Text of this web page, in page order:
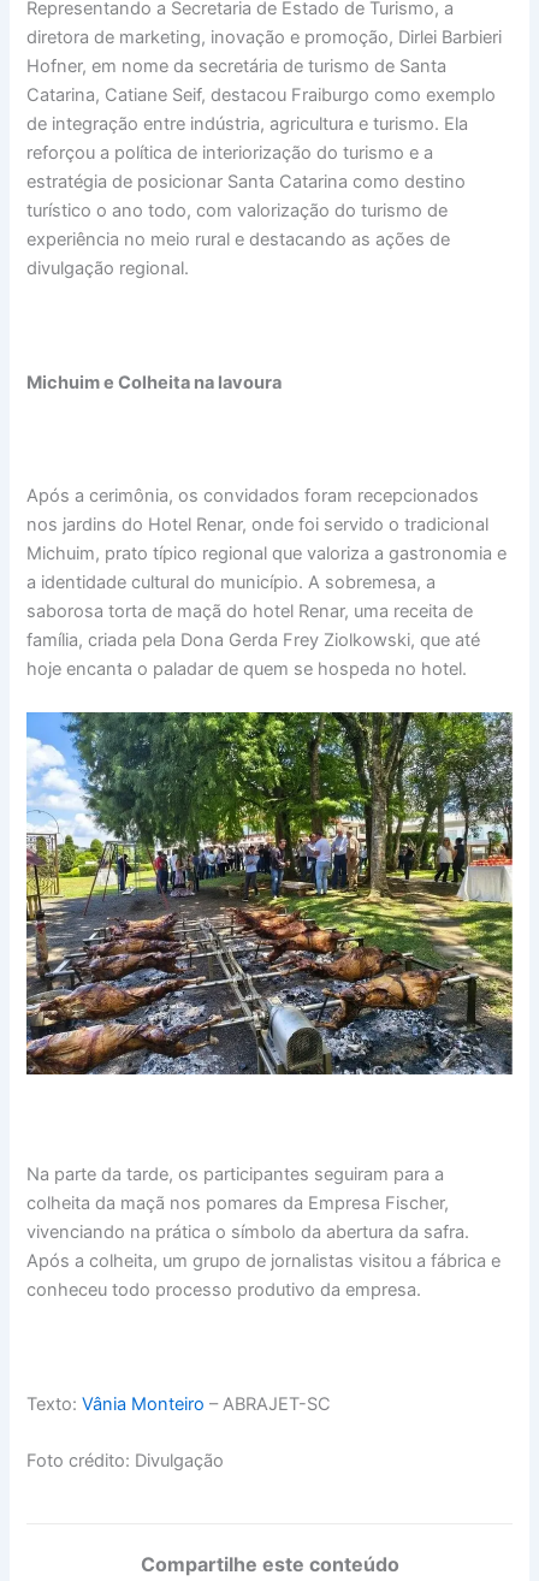
Representando a Secretaria de Estado de Turismo, a
diretora de marketing, inovação e promoção, Dirlei Barbieri
Hofner, em nome da secretária de turismo de Santa
Catarina, Catiane Seif, destacou Fraiburgo como exemplo
de integração entre indústria, agricultura e turismo. Ela
reforçou a política de interiorização do turismo e a
estratégia de posicionar Santa Catarina como destino
turístico o ano todo, com valorização do turismo de
experiência no meio rural e destacando as ações de
divulgação regional.
Michuim e Colheita na lavoura
Após a cerimônia, os convidados foram recepcionados
nos jardins do Hotel Renar, onde foi servido o tradicional
Michuim, prato típico regional que valoriza a gastronomia e
a identidade cultural do município. A sobremesa, a
saborosa torta de maçã do hotel Renar, uma receita de
família, criada pela Dona Gerda Frey Ziolkowski, que até
hoje encanta o paladar de quem se hospeda no hotel.
Na parte da tarde, os participantes seguiram para a
colheita da maçã nos pomares da Empresa Fischer,
vivenciando na prática o símbolo da abertura da safra.
Após a colheita, um grupo de jornalistas visitou a fábrica e
conheceu todo processo produtivo da empresa.
Texto:Vânia Monteiro – ABRAJET-SC
Foto crédito: Divulgação
Compartilhe este conteúdo